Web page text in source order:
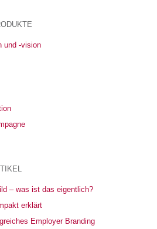
und -vision
– was ist das eigentlich?
erklärt
Employer Branding